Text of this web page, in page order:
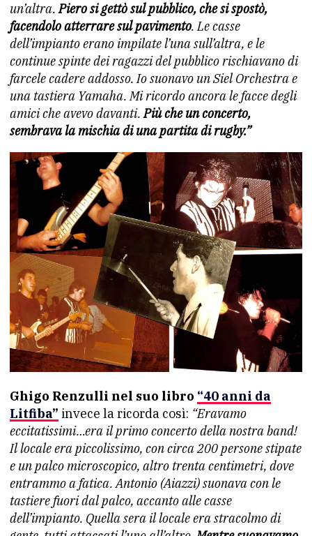
un’altra.Piero si gettò sul pubblico, che si spostò,
facendolo atterrare sul pavimento. Le casse
dell’impianto erano impilate l’una sull’altra, e le
continue spinte dei ragazzi del pubblico rischiavano di
farcele cadere addosso. Io suonavo un Siel Orchestra e
una tastiera Yamaha. Mi ricordo ancora le facce degli
amici che avevo davanti.Più che un concerto,
sembrava la mischia di una partita di rugby.”
Ghigo Renzulli nel suo libro “40 anni da
Litfiba” invece la ricorda così: “Eravamo
eccitatissimi…era il primo concerto della nostra band!
Il locale era piccolissimo, con circa 200 persone stipate
e un palco microscopico, altro trenta centimetri, dove
entrammo a fatica. Antonio (Aiazzi) suonava con le
tastiere fuori dal palco, accanto alle casse
dell’impianto. Quella sera il locale era stracolmo di